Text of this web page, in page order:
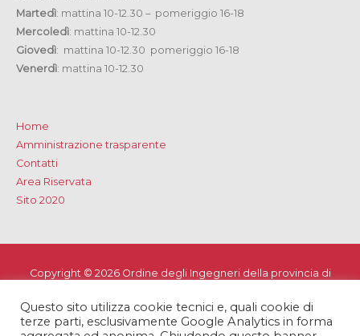
Martedì: mattina 10-12.30 – pomeriggio 16-18
Mercoledì: mattina 10-12.30
Giovedì: mattina 10-12.30 pomeriggio 16-18
Venerdì: mattina 10-12.30
Home
Amministrazione trasparente
Contatti
Area Riservata
Sito 2020
Copyright © 2026 Ordine degli Ingegneri della provincia di
Privacy e Cookie Policy-Note Legali -Dichiarazione di
accessibilità
Questo sito utilizza cookie tecnici e, quali cookie di
terze parti, esclusivamente Google Analytics in forma